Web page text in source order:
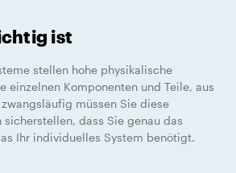
ist
stellen hohe physikalische
einzelnen Komponenten und Teile, aus
müssen Sie diese
sicherstellen, dass Sie genau das
Ihr individuelles System benötigt.